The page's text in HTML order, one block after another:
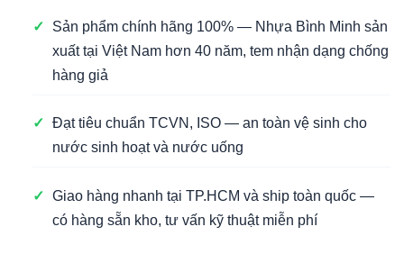
✓
Sản phẩm chính hãng 100% — Nhựa Bình Minh sản
xuất tại Việt Nam hơn 40 năm, tem nhận dạng chống
hàng giả
✓ Đạt tiêu chuẩn TCVN, ISO — an toàn vệ sinh cho
nước sinh hoạt và nước uống
✓ Giao hàng nhanh tại TP.HCM và ship toàn quốc —
có hàng sẵn kho, tư vấn kỹ thuật miễn phí